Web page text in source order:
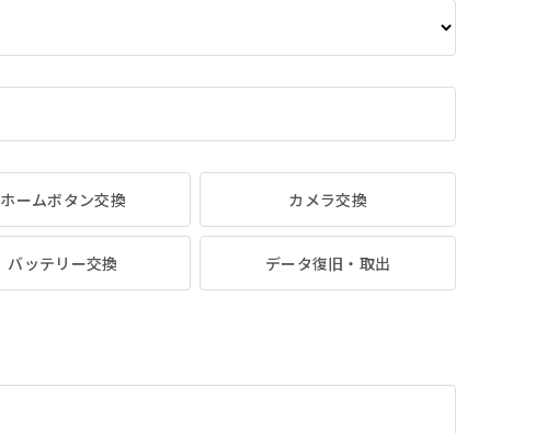
ホームボタン交換 カメラ交換
バッテリー交換 データ復旧・取出